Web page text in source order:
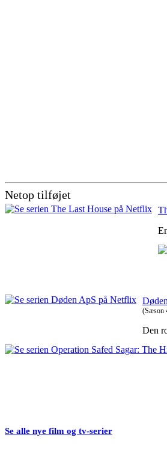
Netop tilføjet
(Sæson
Den
Se alle nye film og tv-serier